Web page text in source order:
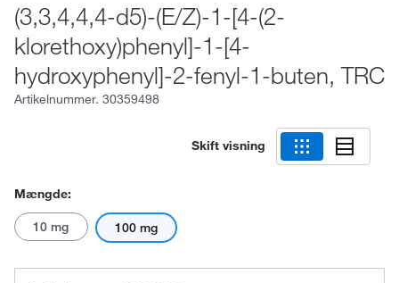
(3,3,4,4,4-d5)-(E/Z)-1-[4-(2-
klorethoxy)phenyl]-1-[4-
hydroxyphenyl]-2-fenyl-1-buten, TRC
Artikelnummer. 30359498
Skift visning
Mængde:
10 mg 100 mg